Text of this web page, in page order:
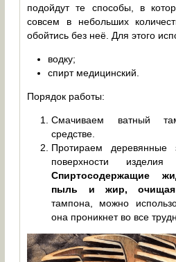
подойдут те способы, в
совсем в небольших
обойтись без неё. Для этого
водку;
спирт медицинский.
Порядок работы:
Смачиваем ватный
средстве.
Протираем деревянные
поверхности
Спиртосодержащие
пыль и жир, очищая
тампона, можно
она проникнет во все